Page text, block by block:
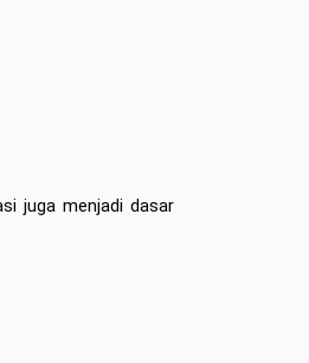
juga menjadi dasar